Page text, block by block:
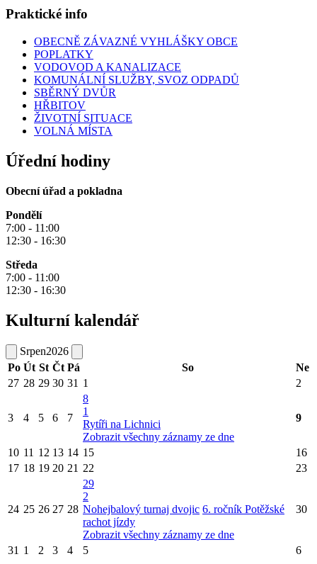
Praktické info
OBECNĚ ZÁVAZNÉ VYHLÁŠKY OBCE
POPLATKY
VODOVOD A KANALIZACE
KOMUNÁLNÍ SLUŽBY, SVOZ ODPADŮ
SBĚRNÝ DVŮR
HŘBITOV
ŽIVOTNÍ SITUACE
VOLNÁ MÍSTA
Úřední hodiny
Obecní úřad a pokladna
Pondělí
7:00 - 11:00
12:30 - 16:30
Středa
7:00 - 11:00
12:30 - 16:30
Kulturní kalendář
Srpen2026
Po Út St Čt Pá So
Ne
27 28 29 30 31 1 2
3 4 5 6 7
8
1
Rytíři na Lichnici
Zobrazit všechny záznamy ze dne
9
10 11 12 13 14 15
16
17 18 19 20 21 22 23
24 25 26 27 28
29
2
Nohejbalový turnaj dvojic 6. ročník Potěžské
rachot jízdy
Zobrazit všechny záznamy ze dne
30
31 1 2 3 4 5 6